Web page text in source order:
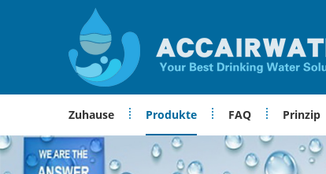
Zuhause Produkte FAQ Prinzip